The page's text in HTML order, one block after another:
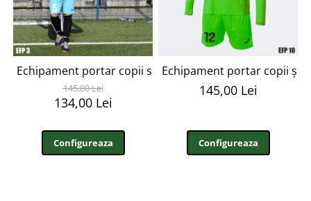
Echipament portar copii si adulti personalizabil EFP3
145,00 Lei
134,00 Lei
Configureaza
Echipament portar copii și
145,00 Lei
Configureaza